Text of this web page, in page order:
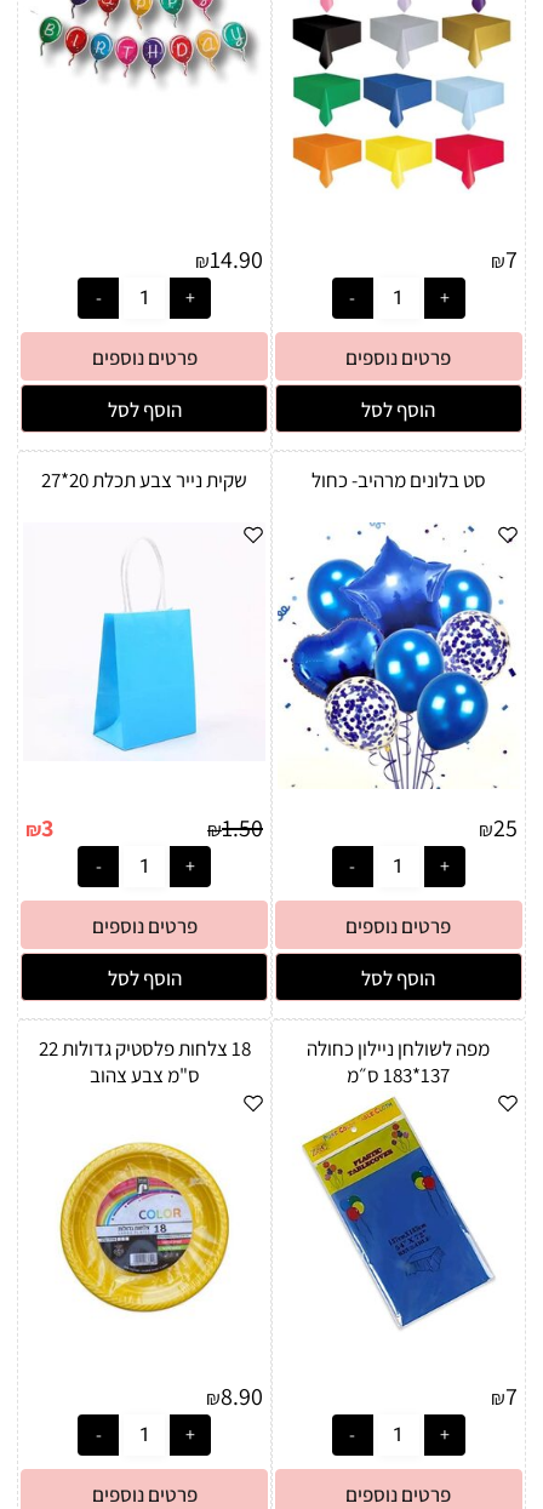
₪7
פרטים נוספים
הוסף לסל
₪14.90
פרטים נוספים
הוסף לסל
סט בלונים מרהיב- כחול
₪25
פרטים נוספים
הוסף לסל
שקית נייר צבע תכלת 20*27
₪1.50
₪3
פרטים נוספים
הוסף לסל
מפה לשולחן ניילון כחולה
137*183 ס״מ
₪7
פרטים נוספים
18 צלחות פלסטיק גדולות 22
ס"מ צבע צהוב
₪8.90
פרטים נוספים